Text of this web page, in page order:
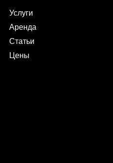
Услуги
Аренда
Статьи
Цены